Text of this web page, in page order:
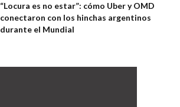
“Locura es no estar”: cómo Uber y OMD
conectaron con los hinchas argentinos
durante el Mundial